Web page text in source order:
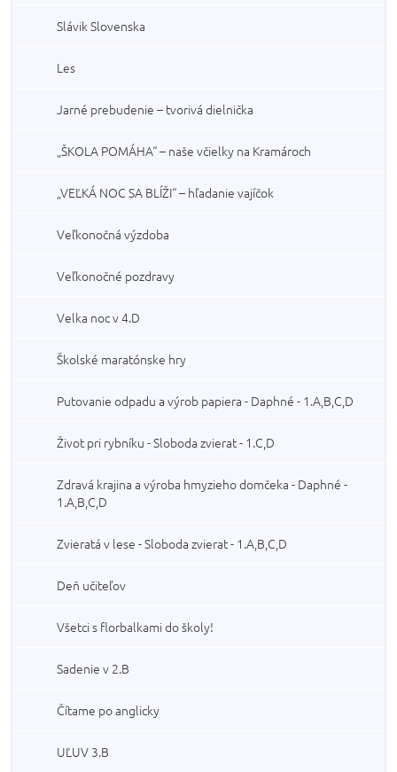
Slávik Slovenska
Les
Jarné prebudenie – tvorivá dielnička
„ŠKOLA POMÁHA“ – naše včielky na Kramároch
„VEĽKÁ NOC SA BLÍŽI“ – hľadanie vajíčok
Veľkonočná výzdoba
Veľkonočné pozdravy
Velka noc v 4.D
Školské maratónske hry
Putovanie odpadu a výrob papiera - Daphné - 1.A,B,C,D
Život pri rybníku - Sloboda zvierat - 1.C,D
Zdravá krajina a výroba hmyzieho domčeka - Daphné -
1.A,B,C,D
Zvieratá v lese - Sloboda zvierat - 1.A,B,C,D
Deň učiteľov
Všetci s florbalkami do školy!
Sadenie v 2.B
Čítame po anglicky
UĽUV 3.B